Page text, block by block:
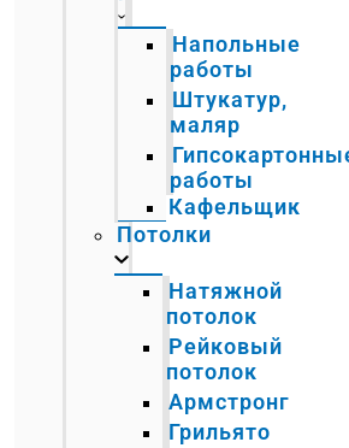
Напольные
работы
Штукатур,
маляр
работы
Кафельщик
Потолки
Натяжной
потолок
Рейковый
потолок
Армстронг
Грильято